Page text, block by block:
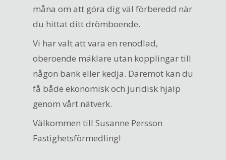
måna om att göra dig väl förberedd när
du hittat ditt drömboende.
Vi har valt att vara en renodlad,
oberoende mäklare utan kopplingar till
någon bank eller kedja. Däremot kan du
få både ekonomisk och juridisk hjälp
genom vårt nätverk.
Välkommen till Susanne Persson
Fastighetsförmedling!